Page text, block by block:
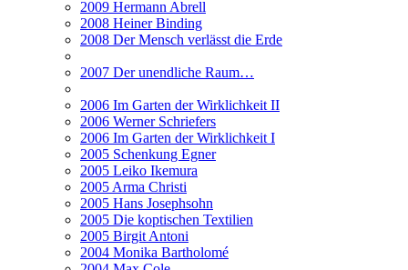
2009 Hermann Abrell
2008 Heiner Binding
2008 Der Mensch verlässt die Erde
2007 Der unendliche Raum…
2006 Im Garten der Wirklichkeit II
2006 Werner Schriefers
2006 Im Garten der Wirklichkeit I
2005 Schenkung Egner
2005 Leiko Ikemura
2005 Arma Christi
2005 Hans Josephsohn
2005 Die koptischen Textilien
2005 Birgit Antoni
2004 Monika Bartholomé